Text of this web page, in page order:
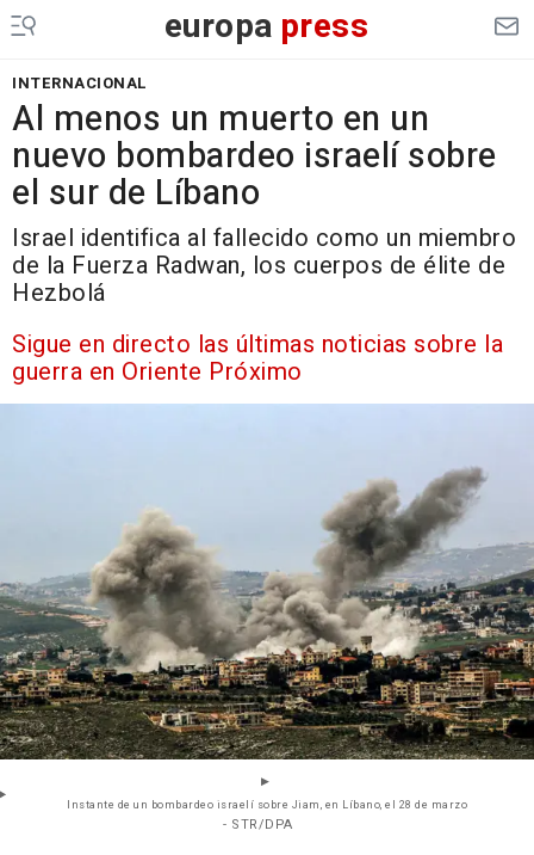
europa press
INTERNACIONAL
Al menos un muerto en un
nuevo bombardeo israelí sobre
el sur de Líbano
Israel identifica al fallecido como un miembro
de la Fuerza Radwan, los cuerpos de élite de
Hezbolá
Sigue en directo las últimas noticias sobre la
guerra en Oriente Próximo
Instante de un bombardeo israelí sobre Jiam, en Líbano, el 28 de marzo
- STR/DPA